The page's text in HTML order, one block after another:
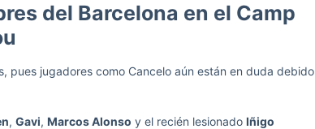
del Barcelona en el Camp
pues jugadores como Cancelo aún están en duda debido
, Gavi, Marcos Alonso y el recién lesionado Iñigo